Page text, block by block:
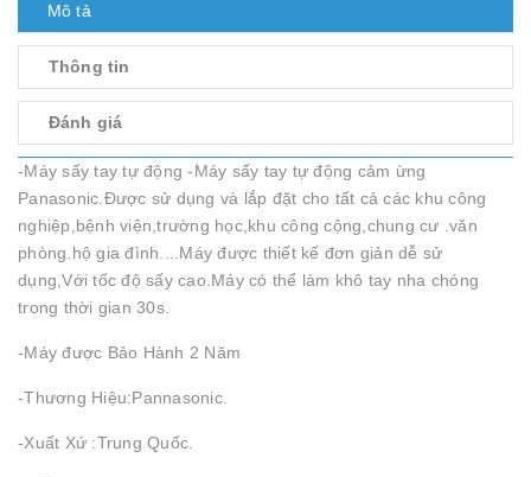
Mô tả
Thông tin
Đánh giá
-Máy sấy tay tự động -Máy sấy tay tự động cảm ừng
Panasonic.Được sử dụng và lắp đặt cho tất cả các khu công
nghiệp,bệnh viện,trường học,khu công cộng,chung cư .văn
phòng.hộ gia đình....Máy được thiết kế đơn giản dễ sử
dụng,Với tốc độ sấy cao.Máy có thể làm khô tay nha chóng
trong thời gian 30s.
-Máy được Bảo Hành 2 Năm
-Thương Hiệu:Pannasonic.
-Xuất Xứ :Trung Quốc.